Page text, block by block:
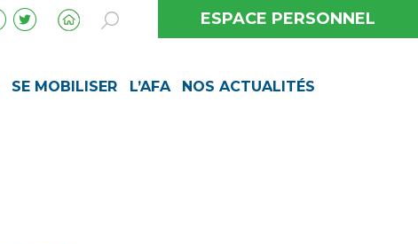
ESPACE PERSONNEL
SE MOBILISER L’AFA NOS ACTUALITÉS